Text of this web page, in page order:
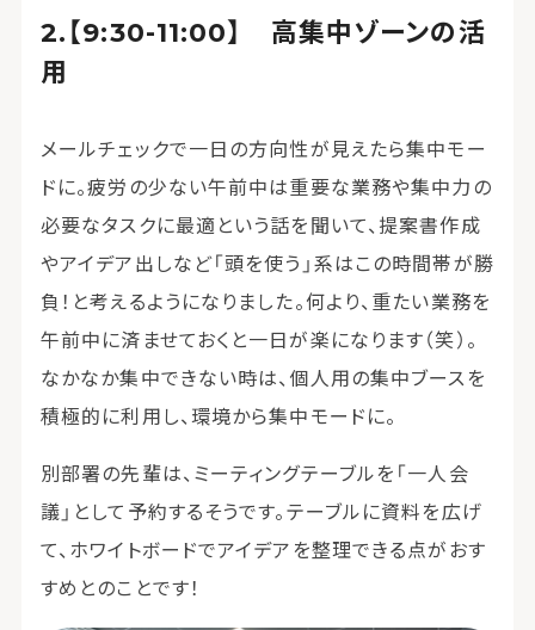
【9:30-11:00】 高集中ゾーンの活
用
メールチェックで一日の方向性が見えたら集中モー
ドに。疲労の少ない午前中は重要な業務や集中力の
必要なタスクに最適という話を聞いて、提案書作成
やアイデア出しなど「頭を使う」系はこの時間帯が勝
負！と考えるようになりました。何より、重たい業務を
午前中に済ませておくと一日が楽になります（笑）。
なかなか集中できない時は、個人用の集中ブースを
積極的に利用し、環境から集中モードに。
別部署の先輩は、ミーティングテーブルを「一人会
議」として予約するそうです。テーブルに資料を広げ
て、ホワイトボードでアイデアを整理できる点がおす
すめとのことです！